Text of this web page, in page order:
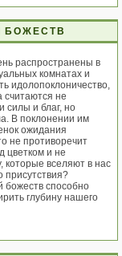
БОЖЕСТВ
распространены в
комнатах и
идолопоклоничество,
считаются не
силы и благ, но
В поклонении им
ожидания
не противоречит
цветком и не
которые вселяют в нас
божеств способно
глубину нашего